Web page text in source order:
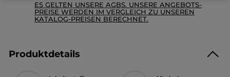
ES GELTEN UNSERE AGBS. UNSERE ANGEBOTS-
PREISE WERDEN IM VERGLEICH ZU UNSEREN
KATALOG-PREISEN BERECHNET.
Produktdetails